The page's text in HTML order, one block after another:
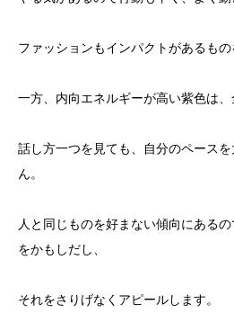
ファッションもインパクトがあるもの
一方、内向エネルギーが高い紫色は、
話し方一つを見ても、自分のペース
ん。
人と同じものを好まない傾向にある
をかもしだし、
それをさりげなくアピールします。